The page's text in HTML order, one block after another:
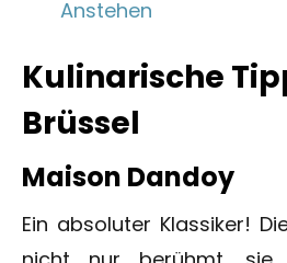
Anstehen
Kulinarische
Brüssel
Maison Dandoy
Ein absoluter Klassiker!